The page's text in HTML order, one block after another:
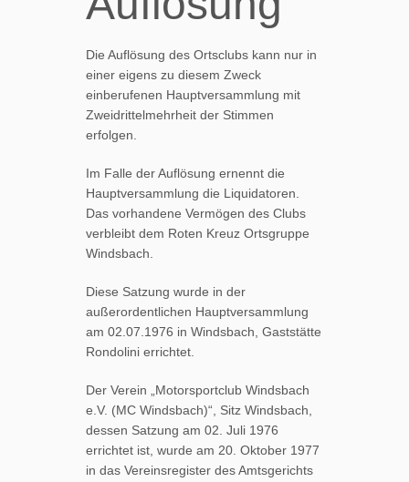
Die Auflösung des Ortsclubs kann nur in
einer eigens zu diesem Zweck
einberufenen Hauptversammlung mit
Zweidrittelmehrheit der Stimmen
erfolgen.
Im Falle der Auflösung ernennt die
Hauptversammlung die Liquidatoren.
Das vorhandene Vermögen des Clubs
verbleibt dem Roten Kreuz Ortsgruppe
Windsbach.
Diese Satzung wurde in der
außerordentlichen Hauptversammlung
am 02.07.1976 in Windsbach, Gaststätte
Rondolini errichtet.
Der Verein „Motorsportclub Windsbach
e.V. (MC Windsbach)“, Sitz Windsbach,
dessen Satzung am 02. Juli 1976
errichtet ist, wurde am 20. Oktober 1977
in das Vereinsregister des Amtsgerichts